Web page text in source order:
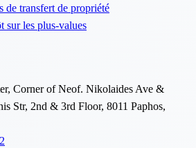
de transfert de propriété
sur les plus-values
Corner of Neof. Nikolaides Ave &
Str, 2nd & 3rd Floor, 8011 Paphos,